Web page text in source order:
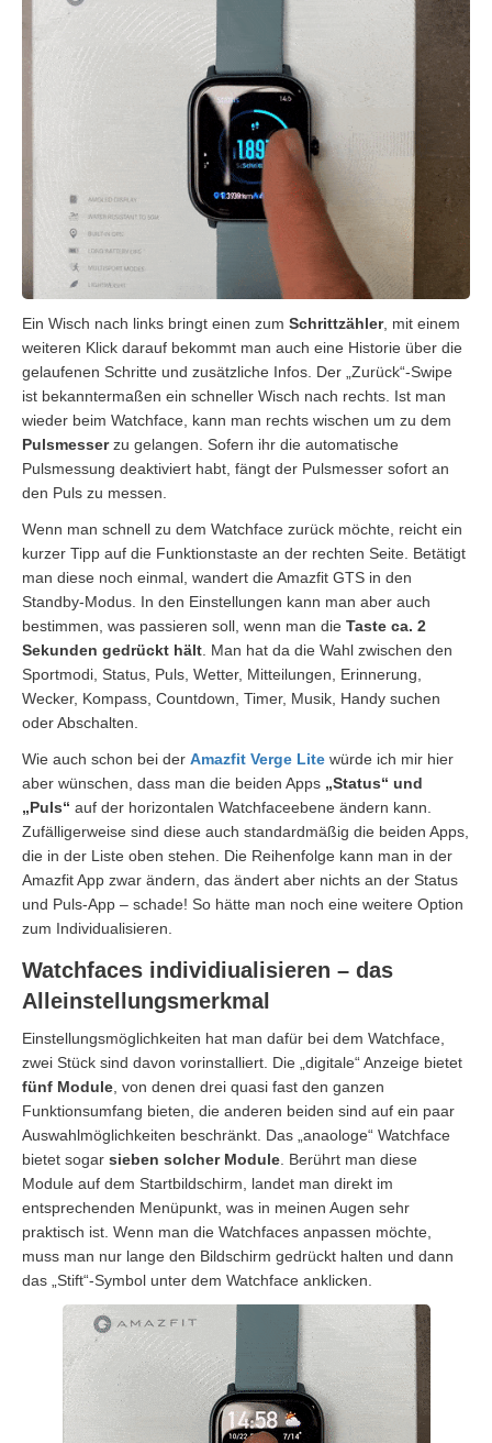
Ein Wisch nach links bringt einen zum Schrittzähler, mit einem
weiteren Klick darauf bekommt man auch eine Historie über die
gelaufenen Schritte und zusätzliche Infos. Der „Zurück“-Swipe
ist bekanntermaßen ein schneller Wisch nach rechts. Ist man
wieder beim Watchface, kann man rechts wischen um zu dem
Pulsmesserzu gelangen. Sofern ihr die automatische
Pulsmessung deaktiviert habt, fängt der Pulsmesser sofort an
den Puls zu messen.
Wenn man schnell zu dem Watchface zurück möchte, reicht ein
kurzer Tipp auf die Funktionstaste an der rechten Seite. Betätigt
man diese noch einmal, wandert die Amazfit GTS in den
Standby-Modus. In den Einstellungen kann man aber auch
bestimmen, was passieren soll, wenn man die Taste ca. 2
Sekunden gedrückt hält. Man hat da die Wahl zwischen den
Sportmodi, Status, Puls, Wetter, Mitteilungen, Erinnerung,
Wecker, Kompass, Countdown, Timer, Musik, Handy suchen
oder Abschalten.
Wie auch schon bei der Amazfit Verge Lite würde ich mir hier
aber wünschen, dass man die beiden Apps „Status“ und
„Puls“ auf der horizontalen Watchfaceebene ändern kann.
Zufälligerweise sind diese auch standardmäßig die beiden Apps,
die in der Liste oben stehen. Die Reihenfolge kann man in der
Amazfit App zwar ändern, das ändert aber nichts an der Status
und Puls-App – schade! So hätte man noch eine weitere Option
zum Individualisieren.
Watchfaces individiualisieren – das
Alleinstellungsmerkmal
Einstellungsmöglichkeiten hat man dafür bei dem Watchface,
zwei Stück sind davon vorinstalliert. Die „digitale“ Anzeige bietet
fünf Module, von denen drei quasi fast den ganzen
Funktionsumfang bieten, die anderen beiden sind auf ein paar
Auswahlmöglichkeiten beschränkt. Das „anaologe“ Watchface
bietet sogar sieben solcher Module. Berührt man diese
Module auf dem Startbildschirm, landet man direkt im
entsprechenden Menüpunkt, was in meinen Augen sehr
praktisch ist. Wenn man die Watchfaces anpassen möchte,
muss man nur lange den Bildschirm gedrückt halten und dann
das „Stift“-Symbol unter dem Watchface anklicken.